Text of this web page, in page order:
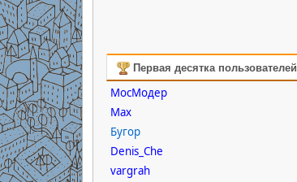
Первая десятка пользователей
МосМодер
Max
Бугор
Denis_Che
vargrah